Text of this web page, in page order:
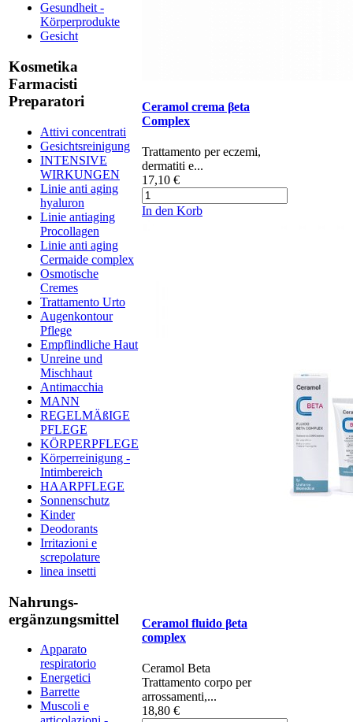
Gesundheit -
Körperprodukte
Gesicht
Kosmetika
Farmacisti
Preparatori
Attivi concentrati
Gesichtsreinigung
INTENSIVE
WIRKUNGEN
Linie anti aging
hyaluron
Linie antiaging
Procollagen
Linie anti aging
Cermaide complex
Osmotische
Cremes
Trattamento Urto
Augenkontour
Pflege
Empflindliche Haut
Unreine und
Mischhaut
Antimacchia
MANN
REGELMÄßIGE
PFLEGE
KÖRPERPFLEGE
Körperreinigung -
Intimbereich
HAARPFLEGE
Sonnenschutz
Kinder
Deodorants
Irritazioni e
screpolature
linea insetti
Nahrungs-
ergänzungsmittel
Apparato
respiratorio
Energetici
Barrette
Muscoli e
Ceramol crema βeta
Complex
​​​​​​​​​​Trattamento ​per eczemi,
dermatiti e...
17,10 €
In den Korb
Ceramol fluido βeta
complex
Ceramol Beta ​​​​​​​
Trattamento corpo per ​
arrossamenti,...
18,80 €